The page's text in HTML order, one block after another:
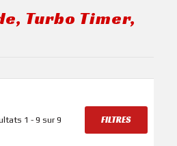
Turbo Timer,
1 - 9 sur 9 FILTRES